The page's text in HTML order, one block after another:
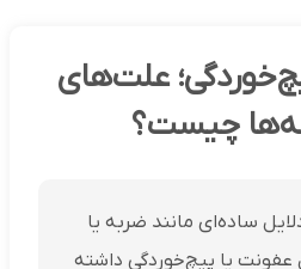
علت‌های
چیست؟
ساده‌ای مانند ضربه یا
یا پیچ‌خوردگی داشته